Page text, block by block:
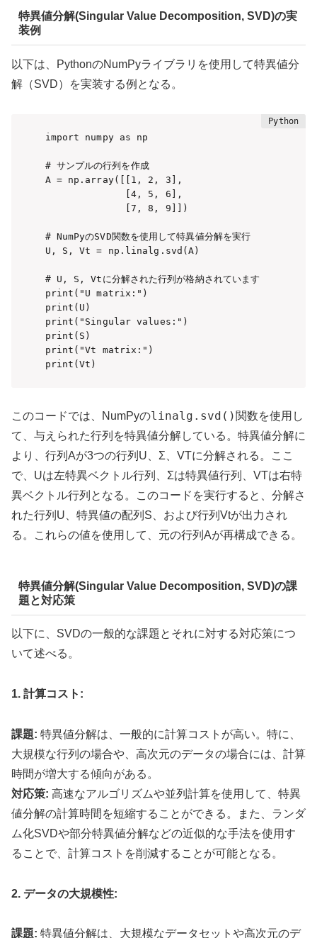
特異値分解(Singular Value Decomposition, SVD)の実
装例
以下は、PythonのNumPyライブラリを使用して特異値分
解（SVD）を実装する例となる。
import numpy as np
# サンプルの行列を作成
A = np.array([[1, 2, 3],
              [4, 5, 6],
              [7, 8, 9]])
# NumPyのSVD関数を使用して特異値分解を実行
U, S, Vt = np.linalg.svd(A)
# U, S, Vtに分解された行列が格納されています
print("U matrix:")
print(U)
print("Singular values:")
print(S)
print("Vt matrix:")
print(Vt)
このコードでは、NumPyのlinalg.svd() 関数を使用し
て、与えられた行列を特異値分解している。特異値分解に
より、行列 Aが3つの行列 U Σ VTに分解される。ここ
で、 Uは左特異ベクトル行列、 Σは特異値行列、 VTは右特
異ベクトル行列となる。このコードを実行すると、分解さ
れた行列 U 、特異値の配列 S 、および行列 Vtが出力され
る。これらの値を使用して、元の行列 Aが再構成できる。
特異値分解(Singular Value Decomposition, SVD)の課
題と対応策
以下に、SVDの一般的な課題とそれに対する対応策につ
いて述べる。
1. 計算コスト:
課題: 特異値分解は、一般的に計算コストが高い。特に、
大規模な行列の場合や、高次元のデータの場合には、計算
時間が増大する傾向がある。
対応策: 高速なアルゴリズムや並列計算を使用して、特異
値分解の計算時間を短縮することができる。また、ランダ
ム化SVDや部分特異値分解などの近似的な手法を使用す
ることで、計算コストを削減することが可能となる。
2. データの大規模性:
課題: 特異値分解は、大規模なデータセットや高次元のデ